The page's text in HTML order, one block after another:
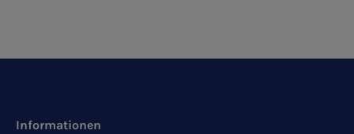
Informationen